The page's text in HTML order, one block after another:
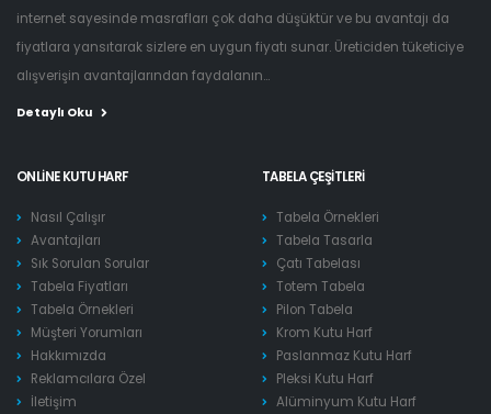
internet sayesinde masrafları çok daha düşüktür ve bu avantajı da
fiyatlara yansıtarak sizlere en uygun fiyatı sunar. Üreticiden tüketiciye
alışverişin avantajlarından faydalanın...
Detaylı Oku
ONLINE KUTU HARF
Nasıl Çalışır
Avantajları
Sık Sorulan Sorular
Tabela Fiyatları
Tabela Örnekleri
Müşteri Yorumları
Hakkımızda
Reklamcılara Özel
İletişim
TABELA ÇEŞITLERI
Tabela Örnekleri
Tabela Tasarla
Çatı Tabelası
Totem Tabela
Pilon Tabela
Krom Kutu Harf
Paslanmaz Kutu Harf
Pleksi Kutu Harf
Alüminyum Kutu Harf